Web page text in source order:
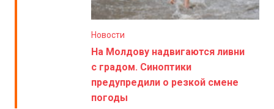
Новости
На Молдову надвигаются ливни
с градом. Синоптики
предупредили о резкой смене
погоды